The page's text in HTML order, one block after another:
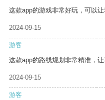
这款app的游戏非常好玩，可以让
2024-09-15
游客
这款app的路线规划非常精准，让
2024-09-15
游客